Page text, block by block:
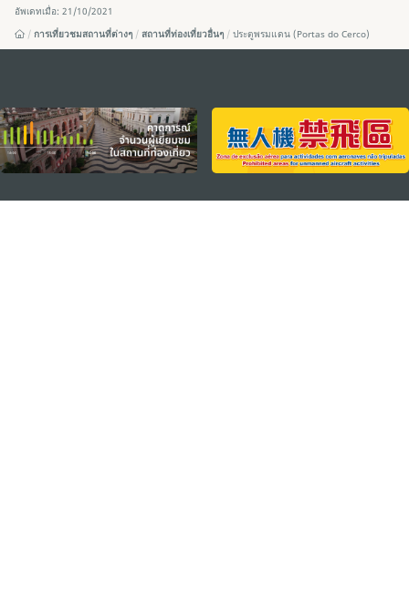
อัพเดทเมื่อ: 21/10/2021
การเที่ยวชมสถานที่ต่างๆ
สถานที่ท่องเที่ยวอื่นๆ ประตูพรมแดน (Portas do Cerco)
external links